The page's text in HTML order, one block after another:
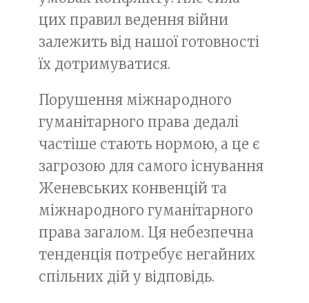
цих правил ведення війни
залежить від нашої готовності
їх дотримуватися.
Порушення міжнародного
гуманітарного права дедалі
частіше стають нормою, а це є
загрозою для самого існування
Женевських конвенцій та
міжнародного гуманітарного
права загалом. Ця небезпечна
тенденція потребує негайних
спільних дій у відповідь.